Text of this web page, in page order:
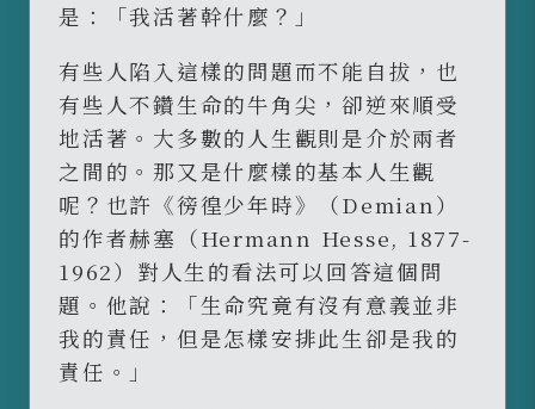
是：「我活著幹什麼？」
有些人陷入這樣的問題而不能自拔，也
有些人不鑽生命的牛角尖，卻逆來順受
地活著。大多數的人生觀則是介於兩者
之間的。那又是什麼樣的基本人生觀
呢？也許《徬徨少年時》（Demian）
的作者赫塞（Hermann Hesse, 1877-
1962）對人生的看法可以回答這個問
題。他說：「生命究竟有沒有意義並非
我的責任，但是怎樣安排此生卻是我的
責任。」